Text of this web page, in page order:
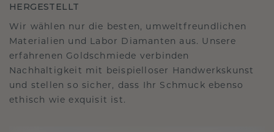
HERGESTELLT
Wir wählen nur die besten, umweltfreundlichen
Materialien und Labor Diamanten aus. Unsere
erfahrenen Goldschmiede verbinden
Nachhaltigkeit mit beispielloser Handwerkskunst
und stellen so sicher, dass Ihr Schmuck ebenso
ethisch wie exquisit ist.